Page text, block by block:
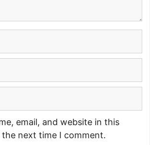
email, and website in this
next time I comment.